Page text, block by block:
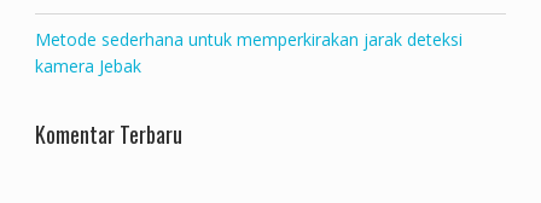
Metode sederhana untuk memperkirakan jarak deteksi
kamera Jebak
Komentar Terbaru